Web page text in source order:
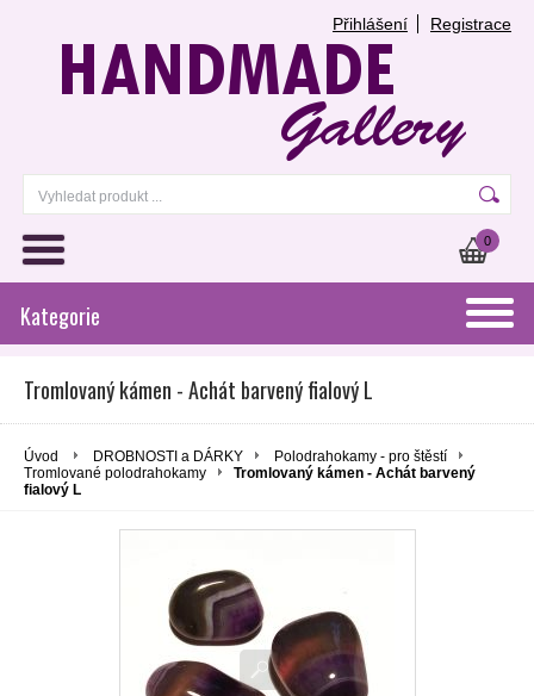
Přihlášení Registrace
0
Kategorie
Tromlovaný kámen - Achát barvený fialový L
Úvod DROBNOSTI a DÁRKY
Polodrahokamy - pro štěstí
Tromlované polodrahokamy
Tromlovaný kámen - Achát barvený
fialový L